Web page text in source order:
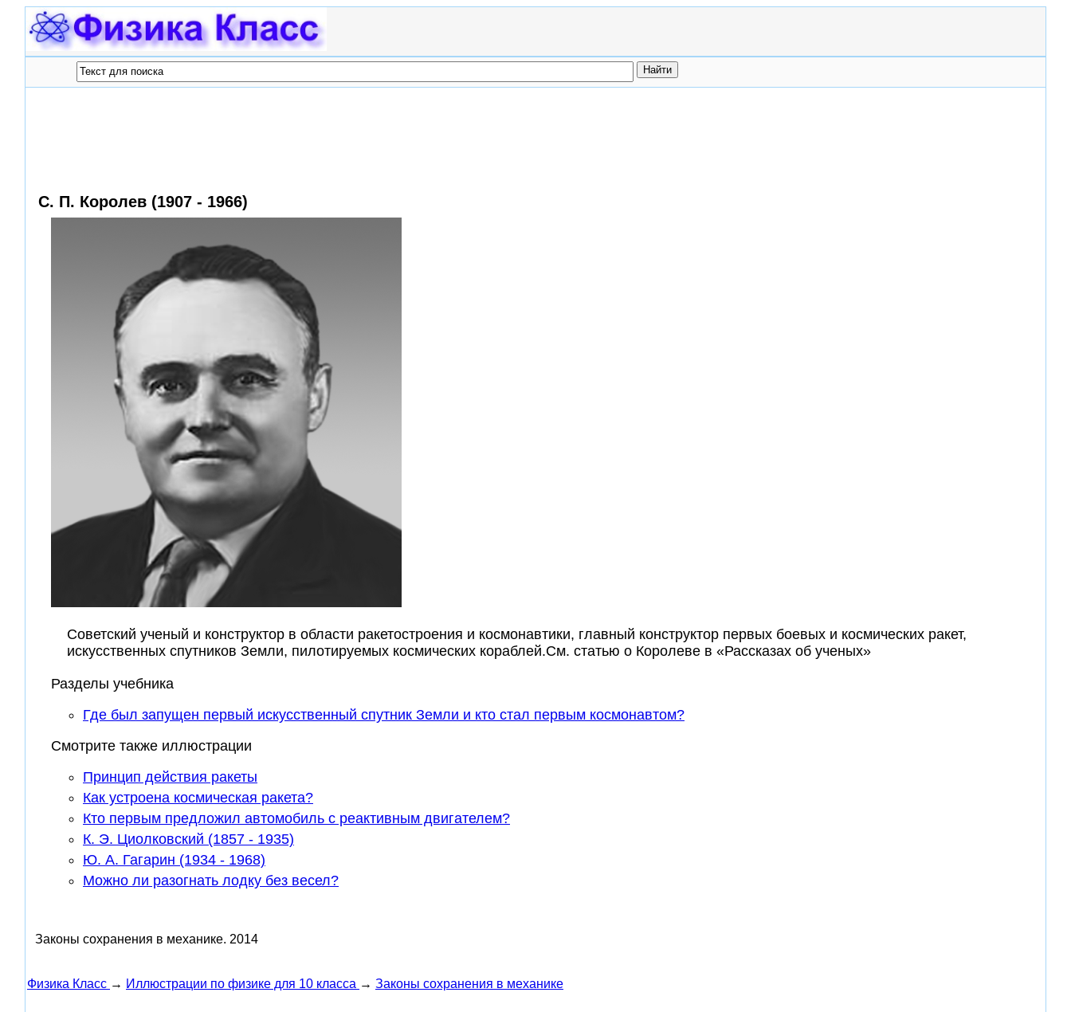
С. П. Королев (1907 - 1966)
Советский ученый и конструктор в области ракетостроения и космонавтики, главный конструктор первых боевых и космических ракет,
искусственных спутников Земли, пилотируемых космических кораблей.См. статью о Королеве в «Рассказах об ученых»
Разделы учебника
Где был запущен первый искусственный спутник Земли и кто стал первым космонавтом?
Смотрите также иллюстрации
Принцип действия ракеты
Как устроена космическая ракета?
Кто первым предложил автомобиль с реактивным двигателем?
К. Э. Циолковский (1857 - 1935)
Ю. А. Гагарин (1934 - 1968)
Можно ли разогнать лодку без весел?
Законы сохранения в механике. 2014
Физика Класс → Иллюстрации по физике для 10 класса → Законы сохранения в механике